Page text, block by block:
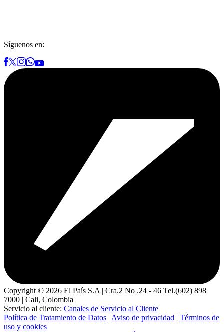
Síguenos en:
Copyright © 2026 El País S.A | Cra.2 No .24 - 46 Tel.(602) 898
7000 | Cali, Colombia
Servicio al cliente: Canales de Servicio al Cliente
Política de Tratamiento de Datos | Aviso de privacidad | Términos de
uso y cookies